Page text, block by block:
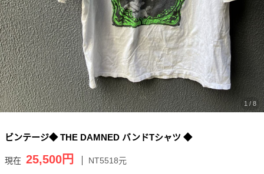
1 / 8
ビンテージ◆ THE DAMNED バンドTシャツ ◆
現在 25,500円 NT5518元